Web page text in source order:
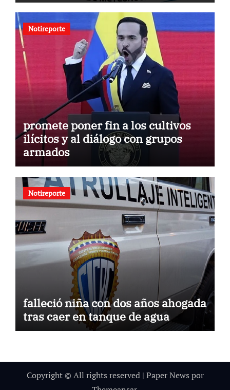
Notireporte
promete poner fin a los cultivos
ilícitos y al diálogo con grupos
armados
Notireporte
falleció niña con dos años ahogada
tras caer en tanque de agua
Copyright © All rights reserved | Paper News por